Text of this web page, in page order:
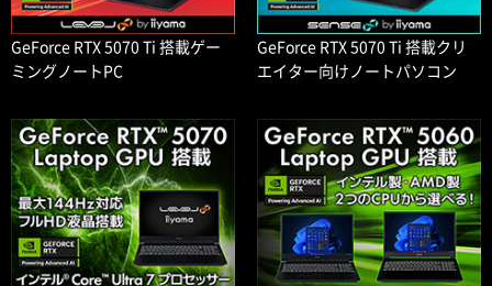
GeForce RTX 5070 Ti 搭載ゲー
ミングノートPC
GeForce RTX 5070 Ti 搭載クリ
エイター向けノートパソコン